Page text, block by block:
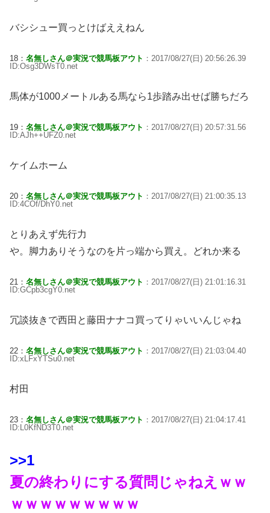
バシシュー買っとけばええねん
18： 名無しさん＠実況で競馬板アウト ：2017/08/27(日) 20:56:26.39
ID:Osg3DWsT0.net
馬体が1000メートルある馬なら1歩踏み出せば勝ちだろ
19： 名無しさん＠実況で競馬板アウト ：2017/08/27(日) 20:57:31.56
ID:AJh++UFZ0.net
ケイムホーム
20： 名無しさん＠実況で競馬板アウト ：2017/08/27(日) 21:00:35.13
ID:4COf/DhY0.net
とりあえず先行力
や。脚力ありそうなのを片っ端から買え。どれか来る
21： 名無しさん＠実況で競馬板アウト ：2017/08/27(日) 21:01:16.31
ID:GCpb3cgY0.net
冗談抜きで西田と藤田ナナコ買ってりゃいいんじゃね
22： 名無しさん＠実況で競馬板アウト ：2017/08/27(日) 21:03:04.40
ID:xLFxYTSu0.net
村田
23： 名無しさん＠実況で競馬板アウト ：2017/08/27(日) 21:04:17.41
ID:L0KfND3T0.net
>>1
夏の終わりにする質問じゃねえｗｗ
ｗｗｗｗｗｗｗｗｗ